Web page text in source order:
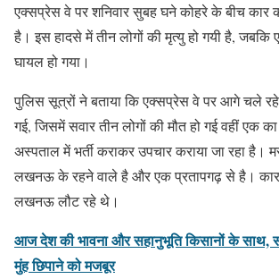
एक्सप्रेस वे पर शनिवार सुबह घने कोहरे के बीच
है। इस हादसे में तीन लोगों की मृत्यु हो गयी है,
घायल हो गया।
पुलिस सूत्रों ने बताया कि एक्सप्रेस वे पर आगे चले
गई, जिसमें सवार तीन लोगों की मौत हो गई वहीं एक
अस्पताल में भर्ती कराकर उपचार कराया जा रहा है।
लखनऊ के रहने वाले है और एक प्रतापगढ़ से है। कार
लखनऊ लौट रहे थे।
आज देश की भावना और सहानुभूति किसानों के साथ,
मुंह छिपाने को मजबूर